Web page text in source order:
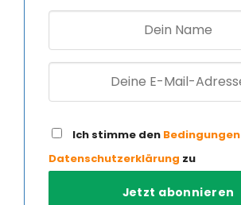
Ich stimme den Bedingungen
Datenschutzerklärung zu